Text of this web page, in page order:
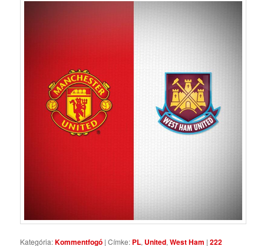
Kategória:Kommentfogó |Címke: PL, United,West Ham |222